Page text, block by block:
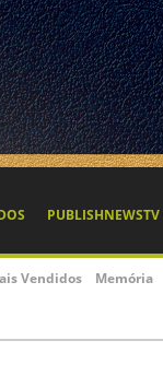
PUBLISHNEWSTV
Vendidos Memória